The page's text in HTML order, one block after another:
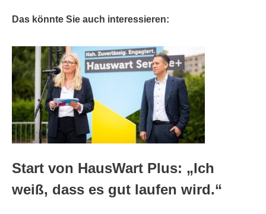
Das könnte Sie auch interessieren:
Start von HausWart Plus: „Ich
weiß, dass es gut laufen wird.“